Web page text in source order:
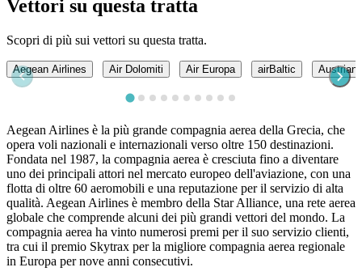
Vettori su questa tratta
Scopri di più sui vettori su questa tratta.
Aegean Airlines Air Dolomiti Air Europa airBaltic Austrian
Aegean Airlines è la più grande compagnia aerea della Grecia, che
opera voli nazionali e internazionali verso oltre 150 destinazioni.
Fondata nel 1987, la compagnia aerea è cresciuta fino a diventare
uno dei principali attori nel mercato europeo dell'aviazione, con una
flotta di oltre 60 aeromobili e una reputazione per il servizio di alta
qualità. Aegean Airlines è membro della Star Alliance, una rete aerea
globale che comprende alcuni dei più grandi vettori del mondo. La
compagnia aerea ha vinto numerosi premi per il suo servizio clienti,
tra cui il premio Skytrax per la migliore compagnia aerea regionale
in Europa per nove anni consecutivi.